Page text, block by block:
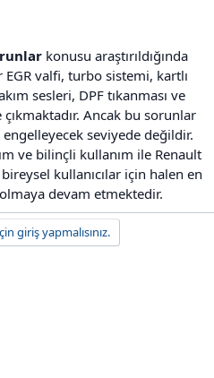
konusu araştırıldığında
EGR valfi, turbo sistemi, kartlı
sesleri, DPF tıkanması ve
Ancak bu sorunlar
seviyede değildir.
ve bilinçli kullanım ile Renault
kullanıcılar için halen en
devam etmektedir.
giriş yapmalısınız.